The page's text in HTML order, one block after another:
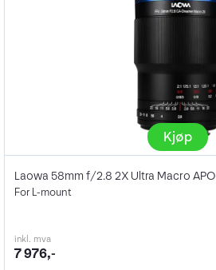
Kjøp
Laowa 58mm f/2.8 2X Ultra Macro APO
For L-mount
inkl. mva
7 976,-